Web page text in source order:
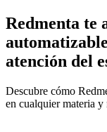
Redmenta te
atención del
Descubre cómo
en cualquier materia y